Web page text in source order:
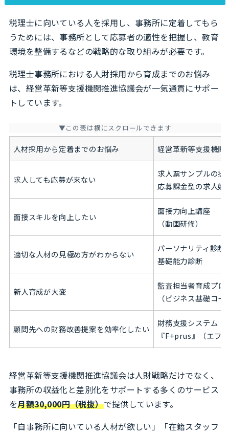
税理士に向いている人を採用し、事務所に定着してもら
うためには、事務所として応募者の適性を把握し、教育
環境を整備するなどの戦略的な取り組みが必要です。
税理士事務所における人財採用から育成までのお悩み
は、経営革新等支援機関推進協議会が一気通貫にサポー
トしています。
人材採用から定着までのお悩み 経営革新等支援機関
求人しても応募が来ない
求人票サンプルの提
応募課金型の求人媒
面接スキルを向上したい
面接力向上講座
（動画研修）
適切な人材の見極め方がわからない
パーソナリティ診断
基礎能力診断
新人育成が大変
監査担当者育成プロ
（ビジネス基礎コ
顧問先への財務改善提案を効率化したい
財務支援システム
『F+prus』（エフ
経営革新等支援機関推進協議会は人財戦略だけでなく、
事務所の収益化と差別化をサポートする多くのサービス
を月額30,000円（税抜）で提供しています。
「自事務所に向いている人材が欲しい」「在籍スタッフ